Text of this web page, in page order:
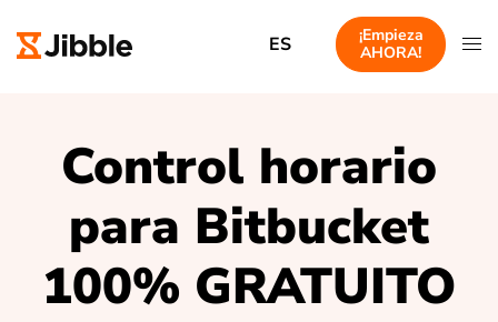
ES
¡Empieza
AHORA!
Control horario
para Bitbucket
100% GRATUITO